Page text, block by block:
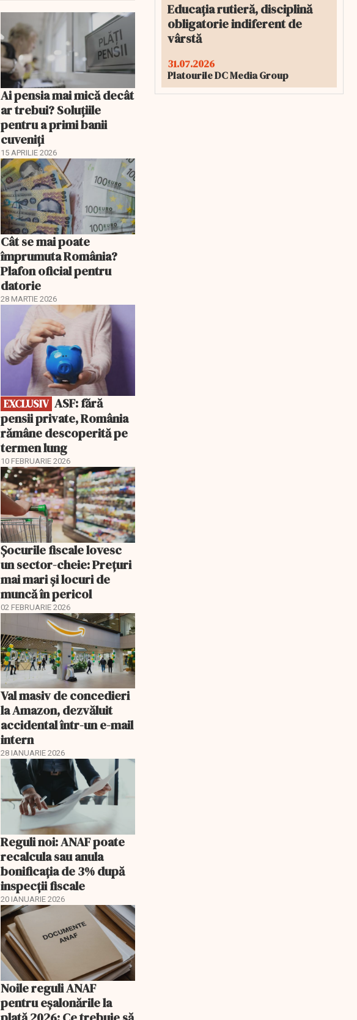
Ai pensia mai mică decât
ar trebui? Soluţiile
pentru a primi banii
cuveniţi
15 APRILIE 2026
Cât se mai poate
împrumuta România?
Plafon oficial pentru
datorie
28 MARTIE 2026
EXCLUSIV
EXCLUSIV ASF: fără
pensii private, România
rămâne descoperită pe
termen lung
10 FEBRUARIE 2026
Șocurile fiscale lovesc
un sector-cheie: Prețuri
mai mari și locuri de
muncă în pericol
02 FEBRUARIE 2026
Val masiv de concedieri
la Amazon, dezvăluit
accidental într-un e-mail
intern
28 IANUARIE 2026
Reguli noi: ANAF poate
recalcula sau anula
bonificația de 3% după
inspecții fiscale
20 IANUARIE 2026
Noile reguli ANAF
pentru eşalonările la
Educația rutieră, disciplină
obligatorie indiferent de
vârstă
31.07.2026
Platourile DC Media Group